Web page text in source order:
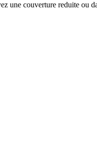
une couverture reduite ou